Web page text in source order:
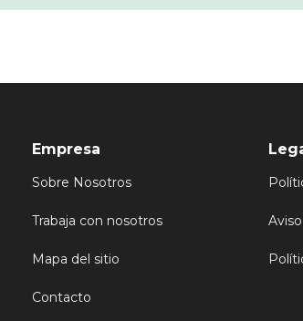
Empresa
Sobre Nosotros
Trabaja con nosotros
Mapa del sitio
Contacto